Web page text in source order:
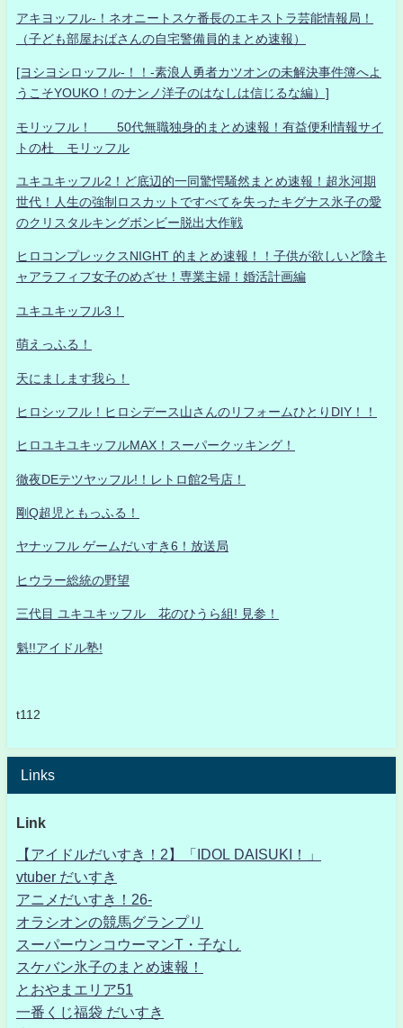
アキヨッフル-！ネオニートスケ番長のエキストラ芸能情報局！
（子ども部屋おばさんの自宅警備員的まとめ速報）
[ヨシヨシロッフル-！！-素浪人勇者カツオンの未解決事件簿へよ
うこそYOUKO！のナンノ洋子のはなしは信じるな編）]
モリッフル！ 50代無職独身的まとめ速報！有益便利情報サイ
トの杜 モリッフル
ユキユキッフル2！ど底辺的一同驚愕騒然まとめ速報！超氷河期
世代！人生の強制ロスカットですべてを失ったキグナス氷子の愛
のクリスタルキングボンビー脱出大作戦
ヒロコンプレックスNIGHT 的まとめ速報！！子供が欲しいど陰キ
ャアラフィフ女子のめざせ！専業主婦！婚活計画編
ユキユキッフル3！
萌えっふる！
天にまします我ら！
ヒロシッフル！ヒロシデース山さんのリフォームひとりDIY！！
ヒロユキユキッフルMAX！スーパークッキング！
徹夜DEテツヤッフル!！レトロ館2号店！
剛Q超児ともっふる！
ヤナッフル ゲームだいすき6！放送局
ヒウラー総統の野望
三代目 ユキユキッフル 花のひうら組! 見参！
魁!!アイドル塾!
t112
Links
Link
【アイドルだいすき！2】「IDOL DAISUKI！」
vtuber だいすき
アニメだいすき！26-
オラシオンの競馬グランプリ
スーパーウンコウーマンT・子なし
スケバン氷子のまとめ速報！
とおやまエリア51
一番くじ福袋 だいすき